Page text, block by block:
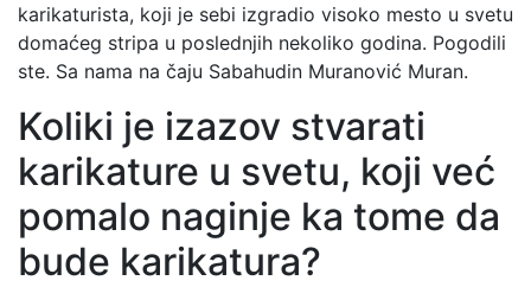
karikaturista, koji je sebi izgradio visoko mesto u svetu
domaćeg stripa u poslednjih nekoliko godina. Pogodili
ste. Sa nama na čaju Sabahudin Muranović Muran.
Koliki je izazov stvarati
karikature u svetu, koji već
pomalo naginje ka tome da
bude karikatura?